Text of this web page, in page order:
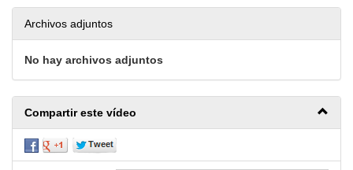
Archivos adjuntos
No hay archivos adjuntos
Compartir este vídeo